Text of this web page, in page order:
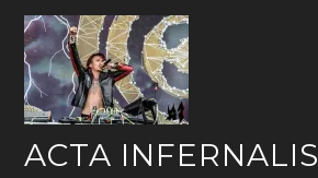
Skip
content
ACTA INFERNALIS